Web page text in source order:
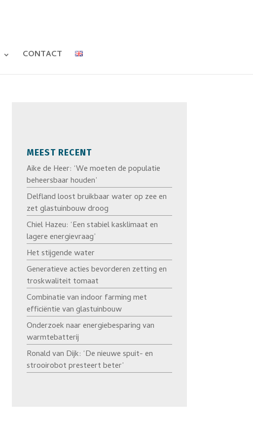
CONTACT
MEEST RECENT
Aike de Heer: ‘We moeten de populatie
beheersbaar houden’
Delfland loost bruikbaar water op zee en
zet glastuinbouw droog
Chiel Hazeu: ‘Een stabiel kasklimaat en
lagere energievraag’
Het stijgende water
Generatieve acties bevorderen zetting en
troskwaliteit tomaat
Combinatie van indoor farming met
efficiëntie van glastuinbouw
Onderzoek naar energiebesparing van
warmtebatterij
Ronald van Dijk: ‘De nieuwe spuit- en
strooirobot presteert beter’